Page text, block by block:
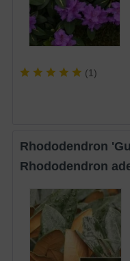
(1)
Rhododendron
Rhododendron